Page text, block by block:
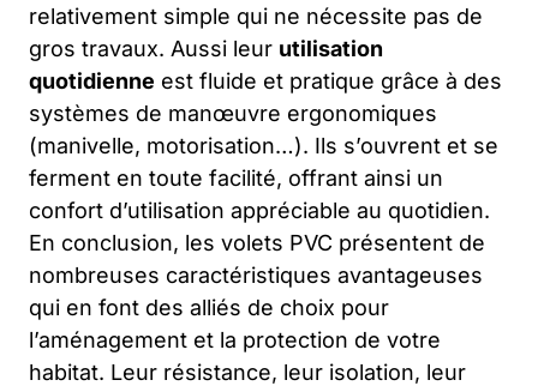
relativement simple qui ne nécessite pas de
gros travaux. Aussi leur utilisation
quotidienne est fluide et pratique grâce à des
systèmes de manœuvre ergonomiques
(manivelle, motorisation…). Ils s’ouvrent et se
ferment en toute facilité, offrant ainsi un
confort d’utilisation appréciable au quotidien.
En conclusion, les volets PVC présentent de
nombreuses caractéristiques avantageuses
qui en font des alliés de choix pour
l’aménagement et la protection de votre
habitat. Leur résistance, leur isolation, leur